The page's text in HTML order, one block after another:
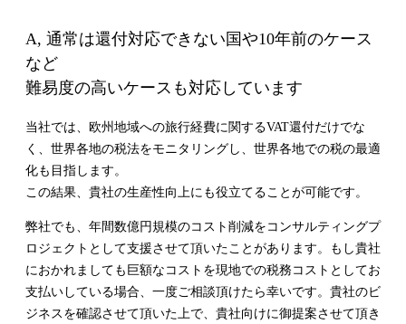
A, 通常は還付対応できない国や10年前のケース
など
難易度の高いケースも対応しています
当社では、欧州地域への旅行経費に関するVAT還付だけでな
く、世界各地の税法をモニタリングし、世界各地での税の最適
化も目指します。
この結果、貴社の生産性向上にも役立てることが可能です。
弊社でも、年間数億円規模のコスト削減をコンサルティングプ
ロジェクトとして支援させて頂いたことがあります。もし貴社
におかれましても巨額なコストを現地での税務コストとしてお
支払いしている場合、一度ご相談頂けたら幸いです。貴社のビ
ジネスを確認させて頂いた上で、貴社向けに御提案させて頂き